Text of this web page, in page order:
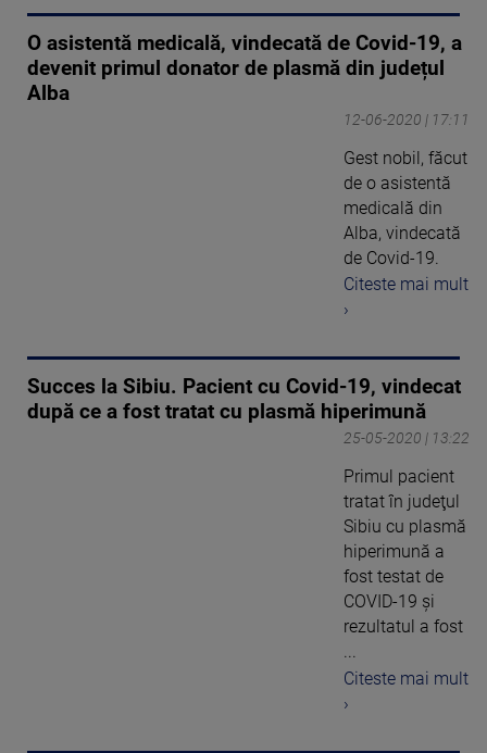
O asistentă medicală, vindecată de Covid-19, a
devenit primul donator de plasmă din județul
Alba
12-06-2020 | 17:11
Gest nobil, făcut
de o asistentă
medicală din
Alba, vindecată
de Covid-19.
Citeste mai mult
›
Succes la Sibiu. Pacient cu Covid-19, vindecat
după ce a fost tratat cu plasmă hiperimună
25-05-2020 | 13:22
Primul pacient
tratat în judeţul
Sibiu cu plasmă
hiperimună a
fost testat de
COVID-19 şi
rezultatul a fost
...
Citeste mai mult
›